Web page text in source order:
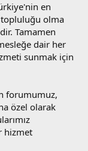
en
topluluğu olma
Tamamen
dair her
sunmak için
forumumuz,
özel olarak
hizmet